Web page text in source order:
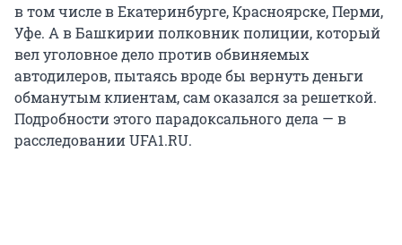
в том числе в Екатеринбурге, Красноярске, Перми,
Уфе. А в Башкирии полковник полиции, который
вел уголовное дело против обвиняемых
автодилеров, пытаясь вроде бы вернуть деньги
обманутым клиентам, сам оказался за решеткой.
Подробности этого парадоксального дела — в
расследовании UFA1.RU.